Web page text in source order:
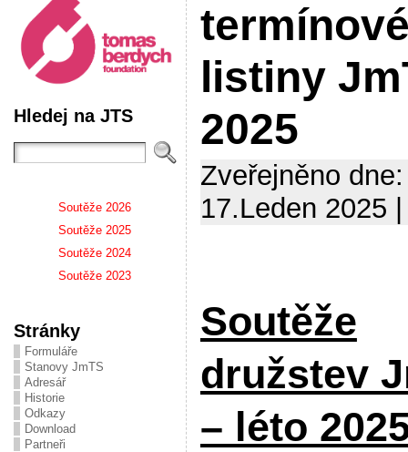
Hledej na JTS
Soutěže 2026
Soutěže 2025
Soutěže 2024
Soutěže 2023
Stránky
Formuláře
Stanovy JmTS
Adresář
Historie
Odkazy
Download
Partneři
listiny
2025
Zveřejněno dne:
17.Leden 2025 |
Soutěže
družstev
– léto